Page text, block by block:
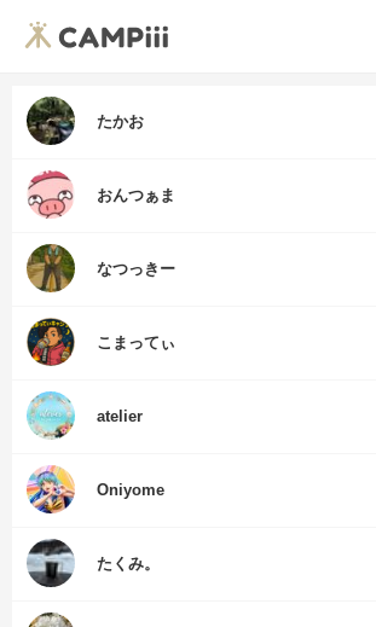
たかお
おんつぁま
なつっきー
こまってぃ
atelier
Oniyome
たくみ。